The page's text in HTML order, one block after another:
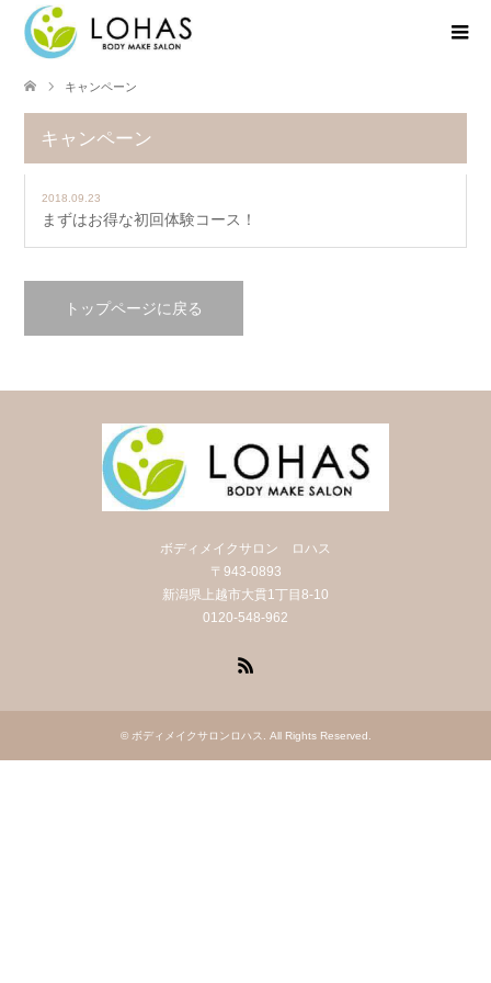
キャンペーン
キャンペーン
2018.09.23
まずはお得な初回体験コース！
トップページに戻る
ボディメイクサロン ロハス
〒943-0893
新潟県上越市大貫1丁目8-10
0120-548-962
© ボディメイクサロンロハス . All Rights Reserved.